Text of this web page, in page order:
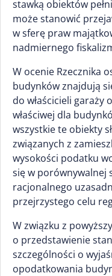
stawką obiektów
może stanowić
w sferę praw
nadmiernego
W ocenie Rzecznika
budynków znajdują
do właścicieli garaży
właściwej dla
wszystkie te obiekty
związanych z
wysokości podatku
się w porównywalnej
racjonalnego
przejrzystego celu
W związku z
o przedstawienie
szczególności o
opodatkowania